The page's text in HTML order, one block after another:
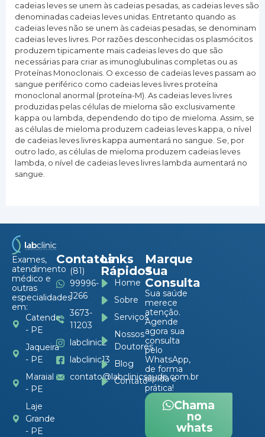
cadeias leves se unem às cadeias pesadas, as cadeias leves são
denominadas cadeias leves unidas. Entretanto quando as
cadeias leves não se unem às cadeias pesadas, se denominam
cadeias leves livres. Por razões desconhecidas os plasmócitos
produzem tipicamente mais cadeias leves do que são
necessárias para criar as imunoglubulinas completas ou as
Proteínas Monoclonais. O excesso de cadeias leves passam ao
sangue periférico como cadeias leves livres proteína
monoclonal anormal (proteína-M). As cadeias leves livres
produzidas pelas células de mieloma são exclusivamente
kappa ou lambda, dependendo do tipo de mieloma. Assim, se
as células de mieloma produzem cadeias leves kappa, o nível
de cadeias leves livres kappa aumentará no sangue. Se, por
outro lado, as células de mieloma produzem cadeias leves
lambda, o nível de cadeias leves livres lambda aumentará no
sangue.
Exames,
atendimento
médico e
outras
especialidades
em:
Catende
- PE
Jaqueira
- PE
Maraial
- PE
Laje
Grande
- PE
Contatos
(81)
99996-
1266
3673-
11203
labclinic2
labclinic13
contato@labclinicsaude.com.br
Links
Rápidos
Home
Sobre
Serviços
Nossos
Doutores
Blog
Contato
Marque
Sua
Consulta
Sua saúde
merece
atenção.
Agende
agora sua
consulta
pelo
WhatsApp,
de forma
rápida e
prática!
Chama
no
whats